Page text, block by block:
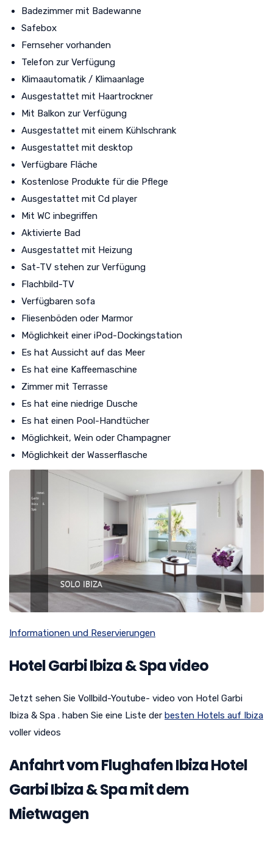
Badezimmer mit Badewanne
Safebox
Fernseher vorhanden
Telefon zur Verfügung
Klimaautomatik / Klimaanlage
Ausgestattet mit Haartrockner
Mit Balkon zur Verfügung
Ausgestattet mit einem Kühlschrank
Ausgestattet mit desktop
Verfügbare Fläche
Kostenlose Produkte für die Pflege
Ausgestattet mit Cd player
Mit WC inbegriffen
Aktivierte Bad
Ausgestattet mit Heizung
Sat-TV stehen zur Verfügung
Flachbild-TV
Verfügbaren sofa
Fliesenböden oder Marmor
Möglichkeit einer iPod-Dockingstation
Es hat Aussicht auf das Meer
Es hat eine Kaffeemaschine
Zimmer mit Terrasse
Es hat eine niedrige Dusche
Es hat einen Pool-Handtücher
Möglichkeit, Wein oder Champagner
Möglichkeit der Wasserflasche
Informationen und Reservierungen
Hotel Garbi Ibiza & Spa video
Jetzt sehen Sie Vollbild-Youtube- video von Hotel Garbi
Ibiza & Spa . haben Sie eine Liste der besten Hotels auf Ibiza
voller videos
Anfahrt vom Flughafen Ibiza Hotel
Garbi Ibiza & Spa mit dem
Mietwagen